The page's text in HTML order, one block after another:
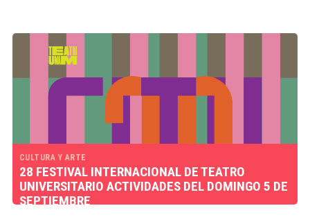
CULTURA Y ARTE
28 FESTIVAL INTERNACIONAL DE TEATRO
UNIVERSITARIO ACTIVIDADES DEL DOMINGO 5 DE
SEPTIEMBRE